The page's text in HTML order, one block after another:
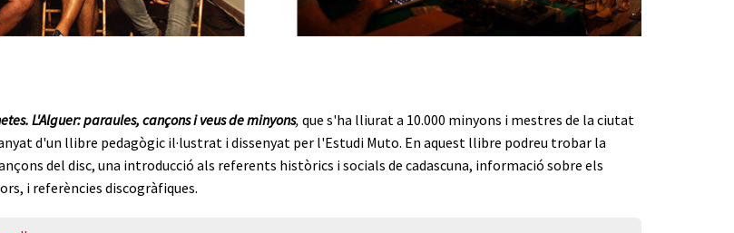
L'Alguer: paraules, cançons i veus de minyons,que s'ha lliurat a 10.000 minyons i mestres de la ciutat
d'un llibre pedagògic il·lustrat i dissenyat per l'Estudi Muto. En aquest llibre podreu trobar la
del disc, una introducció als referents històrics i socials de cadascuna, informació sobre els
i referències discogràfiques.